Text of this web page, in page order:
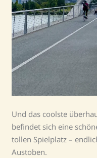
Und das coolste
befindet sich eine
tollen Spielplatz –
Austoben.